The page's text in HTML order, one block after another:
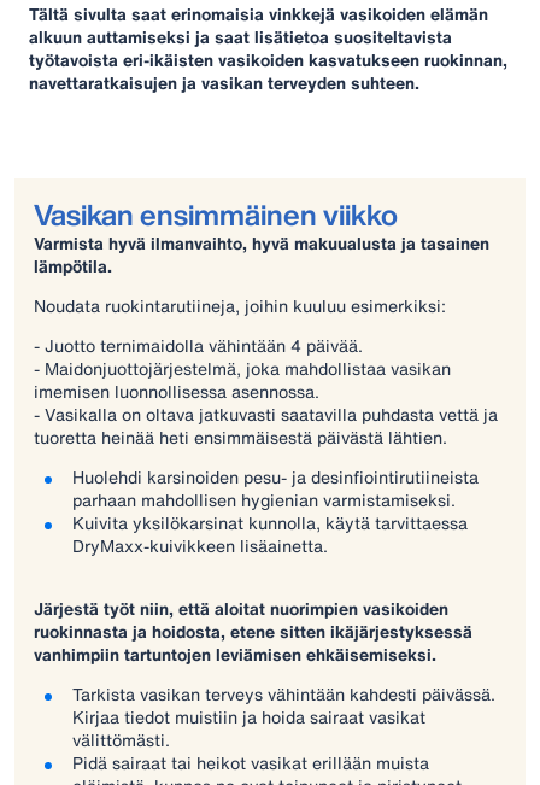
Tältä sivulta saat erinomaisia vinkkejä vasikoiden elämän
alkuun auttamiseksi ja saat lisätietoa suositeltavista
työtavoista eri-ikäisten vasikoiden kasvatukseen ruokinnan,
navettaratkaisujen ja vasikan terveyden suhteen.
Vasikan ensimmäinen viikko
Varmista hyvä ilmanvaihto, hyvä makuualusta ja tasainen
lämpötila.
Noudata ruokintarutiineja, joihin kuuluu esimerkiksi:
- Juotto ternimaidolla vähintään 4 päivää.
- Maidonjuottojärjestelmä, joka mahdollistaa vasikan
imemisen luonnollisessa asennossa.
- Vasikalla on oltava jatkuvasti saatavilla puhdasta vettä ja
tuoretta heinää heti ensimmäisestä päivästä lähtien.
Huolehdi karsinoiden pesu- ja desinfiointirutiineista
parhaan mahdollisen hygienian varmistamiseksi.
Kuivita yksilökarsinat kunnolla, käytä tarvittaessa
DryMaxx-kuivikkeen lisäainetta.
Järjestä työt niin, että aloitat nuorimpien vasikoiden
ruokinnasta ja hoidosta, etene sitten ikäjärjestyksessä
vanhimpiin tartuntojen leviämisen ehkäisemiseksi.
Tarkista vasikan terveys vähintään kahdesti päivässä.
Kirjaa tiedot muistiin ja hoida sairaat vasikat
välittömästi.
Pidä sairaat tai heikot vasikat erillään muista